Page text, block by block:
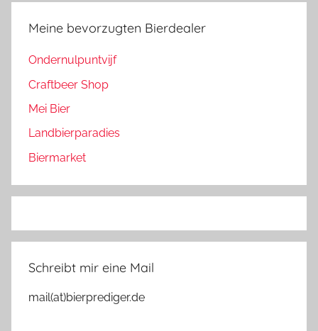
Meine bevorzugten Bierdealer
Ondernulpuntvijf
Craftbeer Shop
Mei Bier
Landbierparadies
Biermarket
Schreibt mir eine Mail
mail(at)bierprediger.de